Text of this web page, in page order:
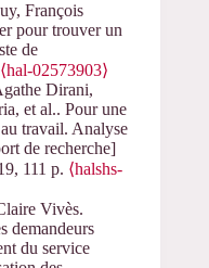
François
pour trouver un
de
⟨hal-02573903⟩
Dirani,
et al.. Pour une
travail. Analyse
de recherche]
111 p. ⟨halshs-
Vivès.
demandeurs
du service